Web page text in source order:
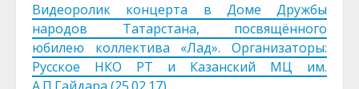
Видеоролик концерта в Доме Дружбы
народов Татарстана, посвящённого
юбилею коллектива «Лад». Организаторы:
Русское НКО РТ и Казанский МЦ им.